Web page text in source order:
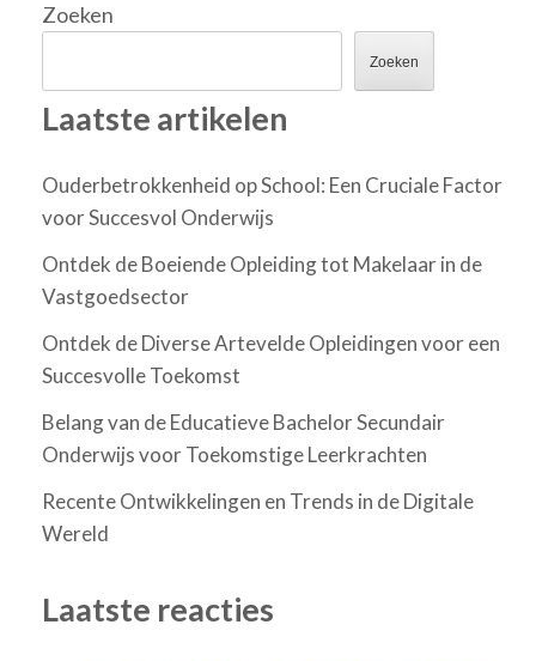
Zoeken
Zoeken
Laatste artikelen
Ouderbetrokkenheid op School: Een Cruciale Factor
voor Succesvol Onderwijs
Ontdek de Boeiende Opleiding tot Makelaar in de
Vastgoedsector
Ontdek de Diverse Artevelde Opleidingen voor een
Succesvolle Toekomst
Belang van de Educatieve Bachelor Secundair
Onderwijs voor Toekomstige Leerkrachten
Recente Ontwikkelingen en Trends in de Digitale
Wereld
Laatste reacties